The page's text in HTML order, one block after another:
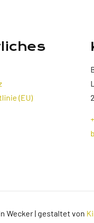
(EU)
Wecker | gestaltet von